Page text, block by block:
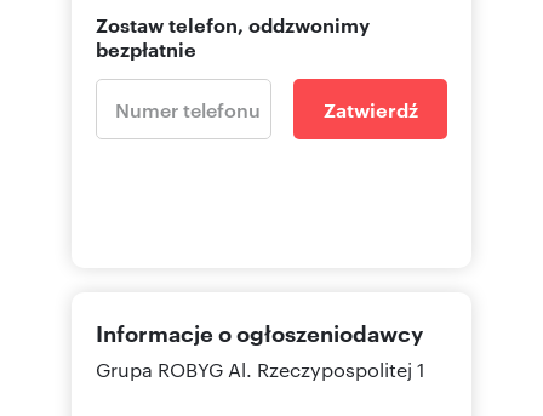
Zostaw telefon, oddzwonimy
bezpłatnie
Zatwierdź
Informacje o ogłoszeniodawcy
Grupa ROBYG Al. Rzeczypospolitej 1